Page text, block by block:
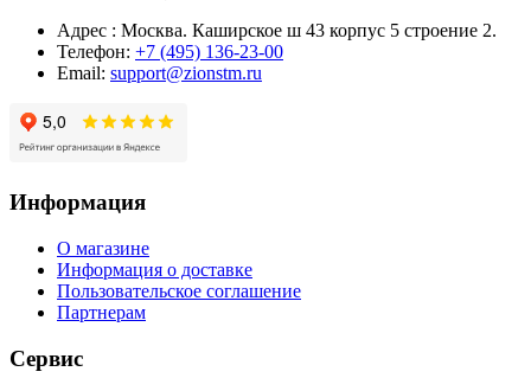
Адрес : Москва. Каширское ш 43 корпус 5 строение 2.
Телефон: +7 (495) 136-23-00
Email: support@zionstm.ru
Информация
О магазине
Информация о доставке
Пользовательское соглашение
Партнерам
Сервис